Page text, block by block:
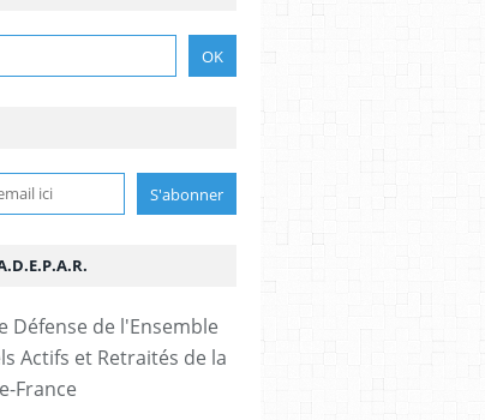
Défense de l'Ensemble
Actifs et Retraités de la
France